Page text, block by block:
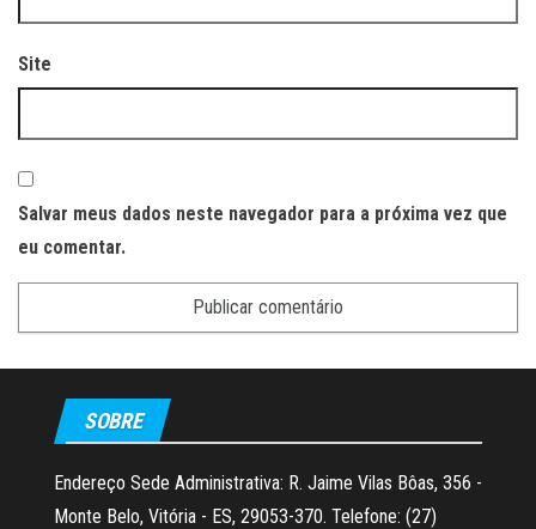
Site
Salvar meus dados neste navegador para a próxima vez que
eu comentar.
SOBRE
Endereço Sede Administrativa: R. Jaime Vilas Bôas, 356 -
Monte Belo, Vitória - ES, 29053-370. Telefone: (27)